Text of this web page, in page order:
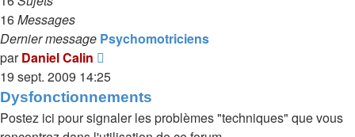
16Messages
Dernier message Psychomotriciens
parDaniel Calin
le
dernier
message
19 sept. 2009 14:25
Dysfonctionnements
Postez ici pour signaler les problèmes "techniques" que vous